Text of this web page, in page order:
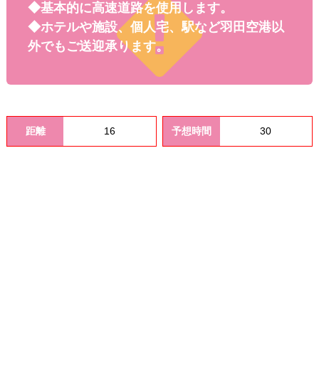
料金
◆基本的に高速道路を使用します。
◆ホテルや施設、個人宅、駅など羽田空港以
外でもご送迎承ります。
距離 16 予想時間 30